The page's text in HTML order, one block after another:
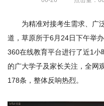
为精准对接考生需求、广
道，草原所于6月24日下午举
360在线教育平台进行了近1
的广大学子及家长关注，全网
178条，整体反响热烈。